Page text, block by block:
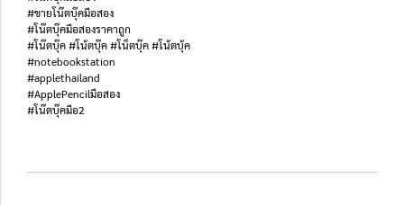
#ขายโน๊ตบุ๊คมือสอง
#โน๊ตบุ๊คมือสองราคาถูก
#โน๊ตบุ๊ค #โน้ตบุ๊ค #โน็ตบุ๊ค #โน้ตบุ้ค
#notebookstation
#applethailand
#ApplePencilมือสอง
#โน๊ตบุ๊คมือ2